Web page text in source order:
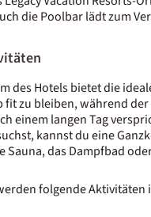
die Poolbar lädt zum
des Hotels bietet die
fit zu bleiben, während
einem langen Tag
kannst du eine
Sauna, das Dampfbad
folgende Aktivitäten